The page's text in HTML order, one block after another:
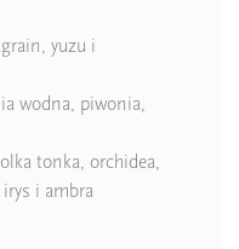
yuzu i
wodna, piwonia,
tonka, orchidea,
irys i ambra